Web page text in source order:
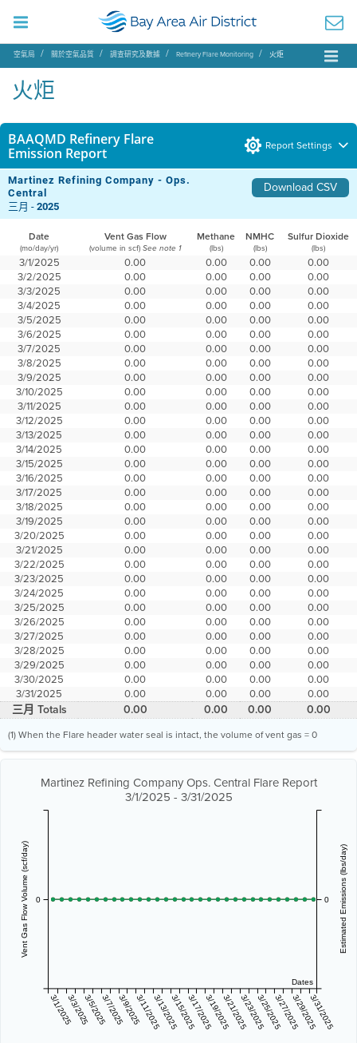
空氣局 關於空氣品質 調查研究及數據 Refinery Flare Monitoring 火炬
火炬
BAAQMD Refinery Flare
Emission Report
Report Settings
Martinez Refining Company - Ops.
Central
Download CSV
三月 -2025
Date Vent Gas Flow Methane NMHC Sulfur Dioxide
(mo/day/yr) (volume in scf) See note 1 (lbs) (lbs) (lbs)
3/1/2025 0.00 0.00 0.00
0.00
3/2/2025
0.00 0.00 0.00
0.00
3/3/2025
0.00 0.00 0.00
0.00
3/4/2025
0.00 0.00 0.00
0.00
3/5/2025
0.00 0.00 0.00
0.00
3/6/2025
0.00 0.00 0.00
0.00
3/7/2025
0.00 0.00 0.00
0.00
3/8/2025
0.00 0.00 0.00
0.00
3/9/2025
0.00 0.00 0.00
0.00
3/10/2025
0.00 0.00 0.00
0.00
3/11/2025
0.00 0.00 0.00
0.00
3/12/2025
0.00 0.00 0.00
0.00
3/13/2025
0.00 0.00 0.00
0.00
3/14/2025
0.00 0.00 0.00
0.00
3/15/2025
0.00 0.00 0.00
0.00
3/16/2025
0.00 0.00 0.00
0.00
3/17/2025
0.00 0.00 0.00
0.00
3/18/2025
0.00 0.00 0.00
0.00
3/19/2025
0.00 0.00 0.00
0.00
3/20/2025
0.00 0.00 0.00
0.00
3/21/2025
0.00 0.00 0.00
0.00
3/22/2025
0.00 0.00 0.00
0.00
3/23/2025
0.00 0.00 0.00
0.00
3/24/2025
0.00 0.00 0.00
0.00
3/25/2025
0.00 0.00 0.00
0.00
3/26/2025
0.00 0.00 0.00
0.00
3/27/2025
0.00 0.00 0.00
0.00
3/28/2025
0.00 0.00 0.00
0.00
3/29/2025
0.00 0.00 0.00
0.00
3/30/2025
0.00 0.00 0.00
0.00
3/31/2025
0.00 0.00 0.00 0.00
三月 Totals 0.00 0.00 0.00 0.00
(1) When the Flare header water seal is intact, the volume of vent gas = 0
Martinez Refining Company Ops. Central Flare Report
3/1/2025 - 3/31/2025
Dates
3/1/20253/3/20253/5/20253/7/20253/9/20253/11/20253/13/20253/15/20253/17/20253/19/20253/21/20253/23/20253/25/20253/27/20253/29/20253/31/2025
Vent Gas Flow Volume (scf/day) 0 Estimated Emissions (lbs/day)
0